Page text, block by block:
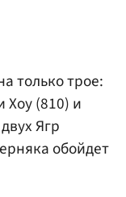
только трое:
Хоу (810) и
Ягр
обойдет